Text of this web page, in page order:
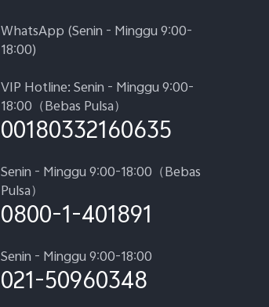
WhatsApp (Senin - Minggu 9:00-
18:00)
VIP Hotline: Senin - Minggu 9:00-
18:00（Bebas Pulsa）
00180332160635
Senin - Minggu 9:00-18:00（Bebas
Pulsa）
0800-1-401891
Senin - Minggu 9:00-18:00
021-50960348